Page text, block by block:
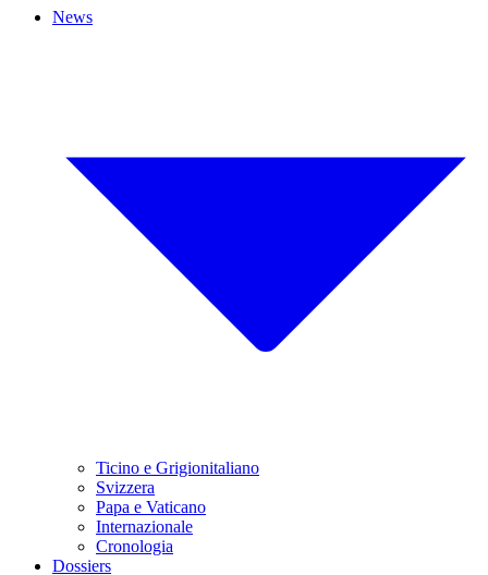
News
Ticino e Grigionitaliano
Svizzera
Papa e Vaticano
Internazionale
Cronologia
Dossiers